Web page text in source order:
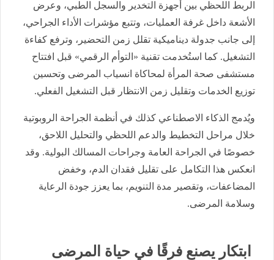
الربط اللحظي بين أجهزة التخدير والسجل الطبي، وعرض
الأشعة داخل غرفة العمليات، وتتبع مؤشرات الأداء الجراحي،
إلى جانب جدولة ديناميكية تقلل زمن التحضير، وترفع كفاءة
التشغيل. كما استُخدمت تقنية «التوأم الرقمي» قبل افتتاح
مستشفى صحة المرأة لمحاكاة انسياب المرضى وتحسين
توزيع الخدمات وتقليل زمن الانتظار قبل التشغيل الفعلي.
ويُدمج الذكاء الاصطناعي كذلك في أنظمة الجراحة الروبوتية
خلال مراحل التخطيط والدعم اللحظي والتحليل اللاحق،
خصوصًا في الجراحة العامة وجراحات المسالك البولية. وقد
انعكس هذا التكامل على تقليل فقدان الدم، وخفض
المضاعفات، وتقصير مدة التنويم، بما يعزز جودة الرعاية
وسلامة المرضى.
ابتكار يصنع فرقًا في حياة المرضى